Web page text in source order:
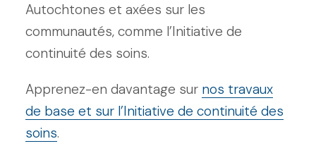
Autochtones et axées sur les
communautés, comme l’Initiative de
continuité des soins.
Apprenez-en davantage sur nos travaux
de base et sur l’Initiative de continuité des
soins.